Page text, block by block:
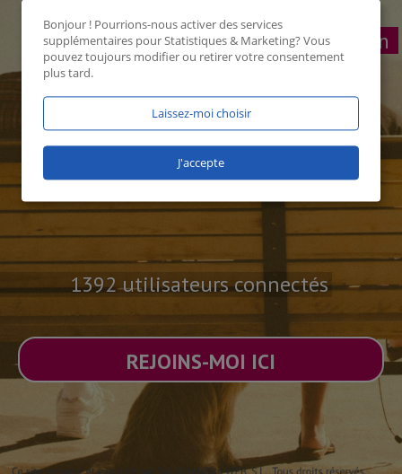
Connexion
1392 utilisateurs connectés
REJOINS-MOI ICI
Bonjour ! Pourrions-nous activer des services
supplémentaires pourStatistiques & Marketing? Vous
pouvez toujours modifier ou retirer votre consentement
plus tard.
Laissez-moi choisir
J'accepte